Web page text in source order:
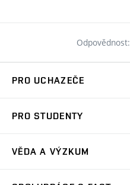
Odpovědnost:
PRO UCHAZEČE
Přijímačky
PRO STUDENTY
Předměty
VĚDA A VÝZKUM